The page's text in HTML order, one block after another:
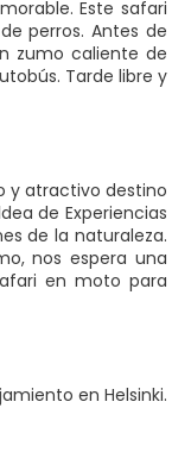
Este safari
perros. Antes de
zumo caliente de
Tarde libre y
y atractivo destino
de Experiencias
de la naturaleza.
nos espera una
en moto para
en Helsinki.